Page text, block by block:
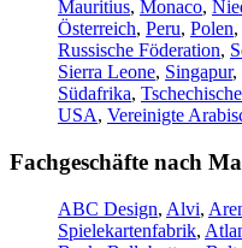
Mauritius, Monaco,
Österreich, Peru, Polen,
Russische Föderation,
Sierra Leone, Singapur,
Südafrika,
USA, Vereinigte
Fachgeschäfte nach
ABC Design, Alvi,
Spielekartenfabrik,